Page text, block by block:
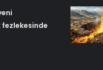
fezlekesinde